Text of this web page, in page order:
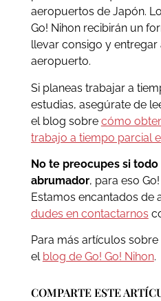
aeropuertos de Japón.
Go! Nihon recibirán un
llevar consigo y entregar
aeropuerto.
Si planeas trabajar a
estudias, asegúrate de
el blog sobre cómo
trabajo a tiempo parcial
No te preocupes si
abrumador, para eso
Estamos encantados de
dudes en contactarnos
Para más artículos
el blog de Go! Go! Nihon.
COMPARTE ESTE